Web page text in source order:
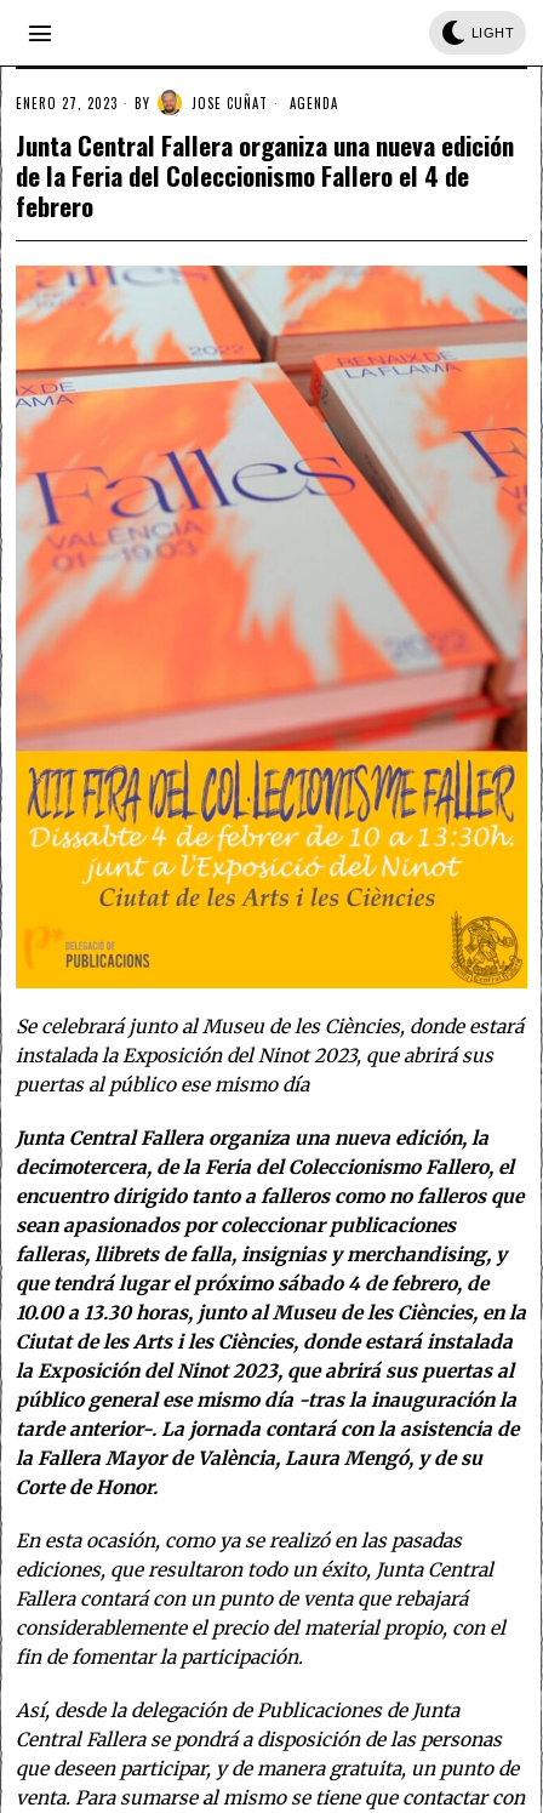
LIGHT
ENERO 27, 2023 BY JOSE CUÑAT AGENDA
Junta Central Fallera organiza una nueva edición
de la Feria del Coleccionismo Fallero el 4 de
febrero
Se celebrará junto al Museu de les Ciències, donde estará
instalada la Exposición del Ninot 2023, que abrirá sus
puertas al público ese mismo día
Junta Central Fallera organiza una nueva edición, la
decimotercera, de la Feria del Coleccionismo Fallero, el
encuentro dirigido tanto a falleros como no falleros que
sean apasionados por coleccionar publicaciones
falleras, llibrets de falla, insignias y merchandising, y
que tendrá lugar el próximo sábado 4 de febrero, de
10.00 a 13.30 horas, junto al Museu de les Ciències, en la
Ciutat de les Arts i les Ciències, donde estará instalada
la Exposición del Ninot 2023, que abrirá sus puertas al
público general ese mismo día -tras la inauguración la
tarde anterior-. La jornada contará con la asistencia de
la Fallera Mayor de València, Laura Mengó, y de su
Corte de Honor.
En esta ocasión, como ya se realizó en las pasadas
ediciones, que resultaron todo un éxito, Junta Central
Fallera contará con un punto de venta que rebajará
considerablemente el precio del material propio, con el
fin de fomentar la participación.
Así, desde la delegación de Publicaciones de Junta
Central Fallera se pondrá a disposición de las personas
que deseen participar, y de manera gratuita, un punto de
venta. Para sumarse al mismo se tiene que contactar con